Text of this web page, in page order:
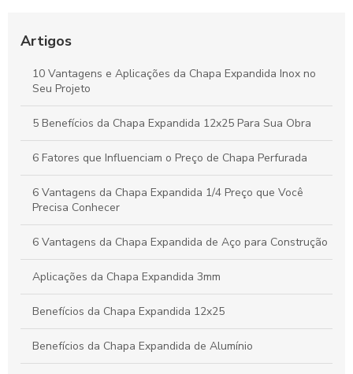
Benefícios e Usos Fundamentais
Chapa Expandida: Ideias Criativas e Soluções Eficientes para
Seus Projetos
Vantagens da Chapa Perfurada de 6mm para Aplicações
Industriais e Criativas
Artigos
10 Vantagens e Aplicações da Chapa Expandida Inox no
Seu Projeto
5 Benefícios da Chapa Expandida 12x25 Para Sua Obra
6 Fatores que Influenciam o Preço de Chapa Perfurada
6 Vantagens da Chapa Expandida 1/4 Preço que Você
Precisa Conhecer
6 Vantagens da Chapa Expandida de Aço para Construção
Aplicações da Chapa Expandida 3mm
Benefícios da Chapa Expandida 12x25
Benefícios da Chapa Expandida de Alumínio